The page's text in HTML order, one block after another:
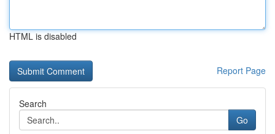
HTML is disabled
Report Page
Search
Go